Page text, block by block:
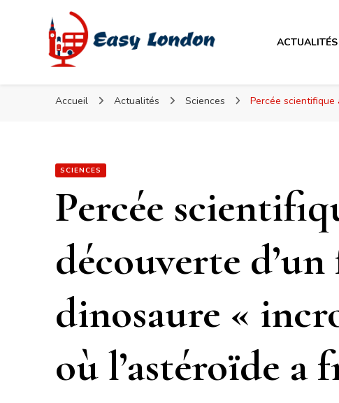
Easy London
Easy London
ACTUALITÉS
Accueil Actualités Sciences Percée scientifique
SCIENCES
Percée
découverte
dinosaure «
où l’astéroïde a